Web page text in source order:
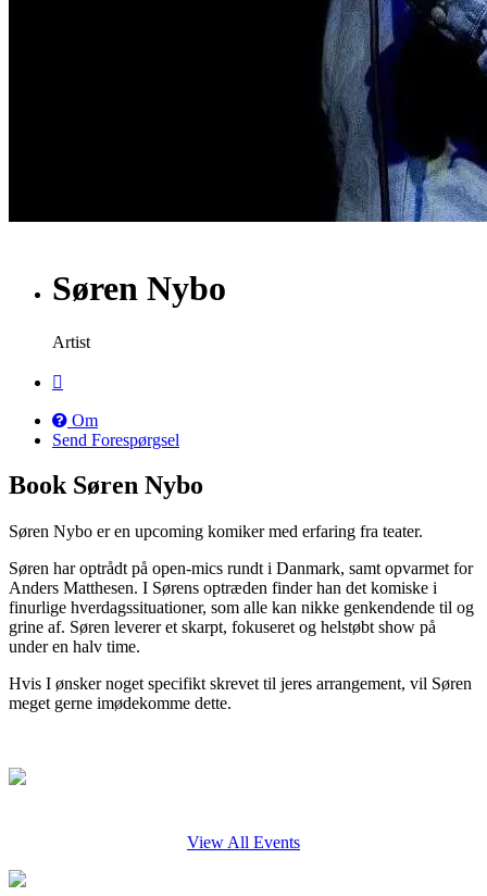
Søren Nybo
Artist
Om
Send Forespørgsel
Book Søren Nybo
Søren Nybo er en upcoming komiker med erfaring fra teater.
Søren har optrådt på open-mics rundt i Danmark, samt opvarmet for
Anders Matthesen. I Sørens optræden finder han det komiske i
finurlige hverdagssituationer, som alle kan nikke genkendende til og
grine af. Søren leverer et skarpt, fokuseret og helstøbt show på
under en halv time.
Hvis I ønsker noget specifikt skrevet til jeres arrangement, vil Søren
meget gerne imødekomme dette.
View All Events